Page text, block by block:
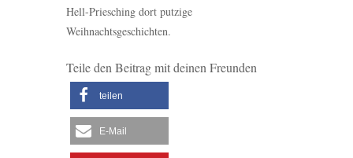
Hell-Priesching dort putzige
Weihnachtsgeschichten.
Teile den Beitrag mit deinen Freunden
teilen
E-Mail